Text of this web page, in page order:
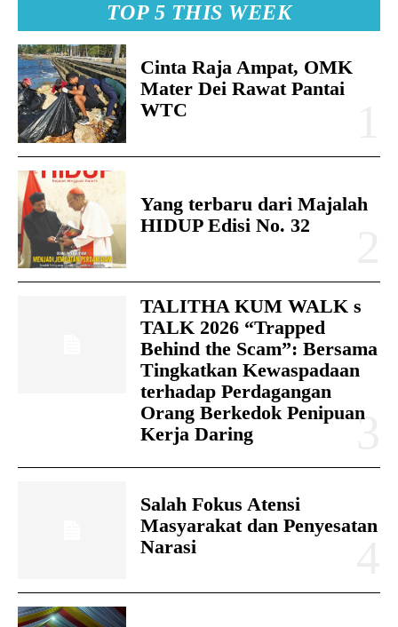
TOP 5 THIS WEEK
Cinta Raja Ampat, OMK
Mater Dei Rawat Pantai
WTC
Yang terbaru dari Majalah
HIDUP Edisi No. 32
TALITHA KUM WALK s
TALK 2026 “Trapped
Behind the Scam”: Bersama
Tingkatkan Kewaspadaan
terhadap Perdagangan
Orang Berkedok Penipuan
Kerja Daring
Salah Fokus Atensi
Masyarakat dan Penyesatan
Narasi